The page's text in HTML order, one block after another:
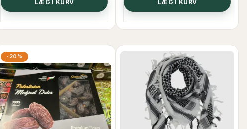
LÆG I KURV LÆG I KURV
-20%